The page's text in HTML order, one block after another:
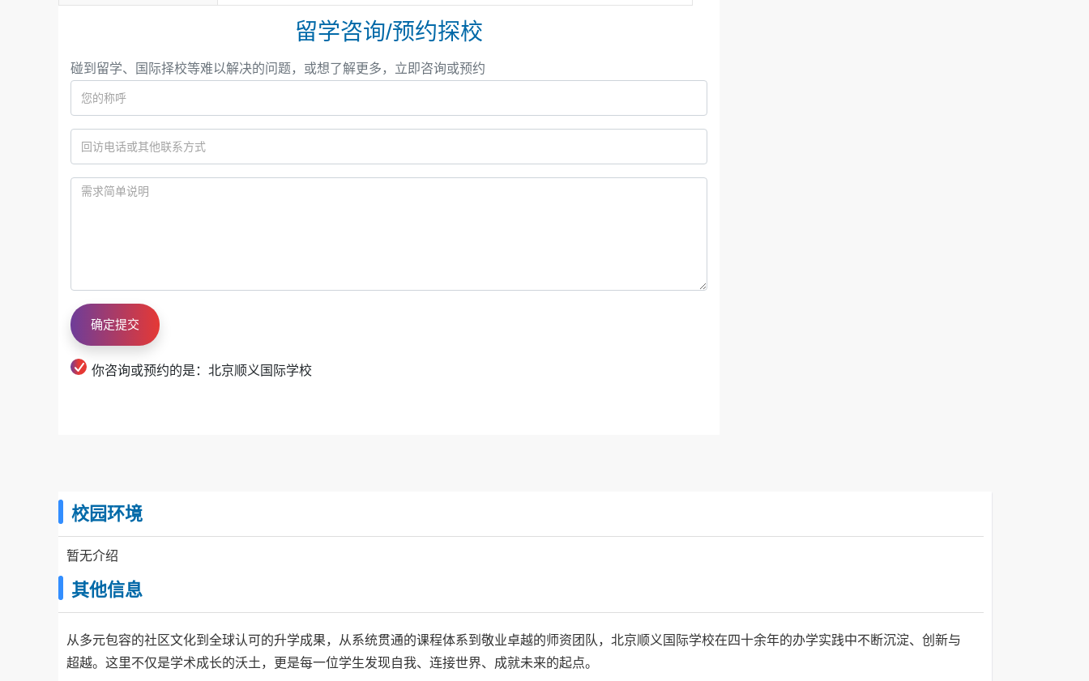
高中部提供四年制大学预科课程，致力于培养学生成为具有全球视野、求知欲强、懂得尊重的终身学习者。
ISB认为，成功的毕业生不仅体现在优异的考试成绩上，更在于具备持之以恒的探究习惯和勇于迎接挑战的
结合ISB校本课程，灵活定制个性化学习路径。
在 英国方向 ，毕业生同样获得了多所 罗素集团名校的录取通知，包括伦敦大学学院（4枚）、爱丁堡大学
（5枚）、曼彻斯特大学（4枚）、伦敦国王学院（4枚）、华威大学（3枚），以及圣安德鲁斯大学、布里
斯托大学、巴斯大学等，专业覆盖人文社科、理工与艺术等多个领域。
在加拿大方向，录取集中于该国顶尖研究型大学，包括多伦多大学（13枚）、英属哥伦比亚大学（10
枚）、麦吉尔大学、麦克马斯特大学、滑铁卢大学等，彰显了ISB学子在北美高等教育体系中的高度认可
度。
整体而言，ISB2026届毕业生的大学录取结果不仅数量可观，更在国别、院校类型与专业方向上呈现出丰富
的多样性，充分印证了学校个性化升学指导体系的有效性，以及学生在学术素养、综合能力与未来规划上的
留学咨询/预约探校
碰到留学、国际择校等难以解决的问题，或想了解更多，立即咨询或预约
你咨询或预约的是：北京顺义国际学校
校园环境
暂无介绍
其他信息
从多元包容的社区文化到全球认可的升学成果，从系统贯通的课程体系到敬业卓越的师资团队，北京顺义国际学校在四十余年的办学实践中不断沉淀、创新与
超越。这里不仅是学术成长的沃土，更是每一位学生发现自我、连接世界、成就未来的起点。